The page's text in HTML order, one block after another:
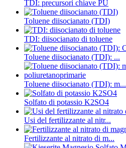
TDI: precursori chiave PU
Toluene diisocianato (TDI)
TDI: diisocianato di toluene
Toluene diisocianato (TDI): ‌...
Toluene diisocianato (TDI): m...
Solfato di potassio K2SO4
Usi del fertilizzante al nitr...
Fertilizzante al nitrato di m...